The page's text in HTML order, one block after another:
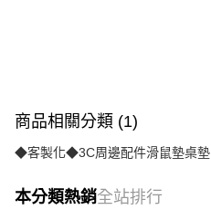
商品相關分類 (1)
◆客製化◆3C周邊配件滑鼠墊桌墊
本分類熱銷全站排行